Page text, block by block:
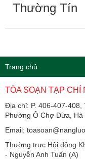
Thường Tín
Trang chủ
TÒA SOẠN TẠP CHÍ
Địa chỉ: P. 406-407-408,
Phường Ô Chợ Dừa, Hà
Email:
Thường trực Hội đồng
​​​​​​- Nguyễn Anh Tuấn (A)